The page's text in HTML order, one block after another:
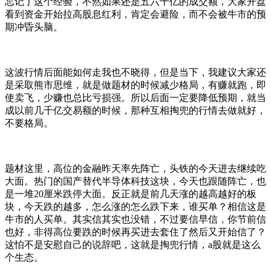
看到资金开始拉高股息红利，肯定会避险，而不会被牛市的预
期冲昏头脑。
这波行情后面能如何走我也不晓得，但是当下，我建议大家还
是采取熊市思维，就是做题材的时候减少格局，有赚就跑，即
使卖飞，少赚也总比亏损强。所以后面一定要降低预期，就当
成以前几千亿交易额的时候，那种互相掏兜的行情去做就好，
不要格局。
题材这里，高位的金融昨天率先阵亡，头铁的今天进去继续吃
大面。热门的国产替代半导体科技这块，今天也跟随阵亡，也
是一堆20厘米跌停大面。反正就是前几天涨的越高越好的板
块，今天跌的越多，怎么涨的怎么跌下来，谁买单？相信这是
牛市的人买单。其实信其实也没错，不过要信早信，你节前信
也好，非得高位要跌的时候再买进去套住了然后又开始信了？
这怕不是安慰自己的说辞吧，这就是掏兜行情，a股就是这么
个生态。